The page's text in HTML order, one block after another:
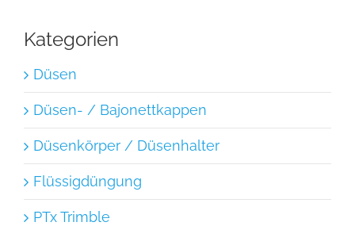
Kategorien
Düsen
Düsen- / Bajonettkappen
Düsenkörper / Düsenhalter
Flüssigdüngung
PTx Trimble